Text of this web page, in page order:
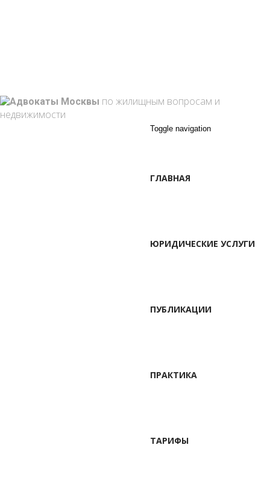
по жилищным вопросам и
недвижимости
Toggle navigation
ГЛАВНАЯ
ЮРИДИЧЕСКИЕ УСЛУГИ
ПУБЛИКАЦИИ
ПРАКТИКА
ТАРИФЫ